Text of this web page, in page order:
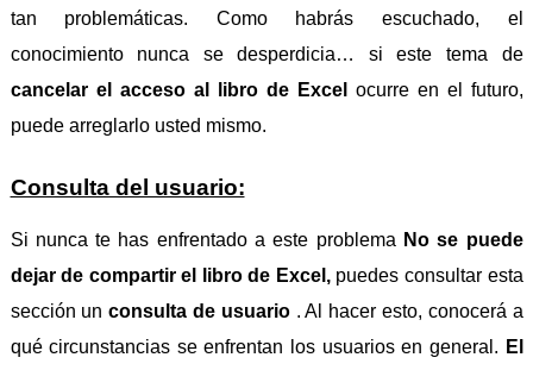
tan problemáticas. Como habrás escuchado, el
conocimiento nunca se desperdicia… si este tema de
cancelar el acceso al libro de Excel
ocurre en el futuro,
puede arreglarlo usted mismo.
Consulta del usuario:
Si nunca te has enfrentado a este problema No se puede
dejar de compartir el libro de Excel, puedes consultar esta
sección unconsulta de usuario . Al hacer esto, conocerá a
qué circunstancias se enfrentan los usuarios en general. El